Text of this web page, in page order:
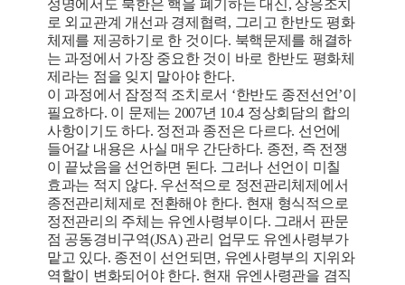
성명에서도 북한은 핵을 폐기하는 대신, 상응조치
로 외교관계 개선과 경제협력, 그리고 한반도 평화
체제를 제공하기로 한 것이다. 북핵문제를 해결하
는 과정에서 가장 중요한 것이 바로 한반도 평화체
제라는 점을 잊지 말아야 한다.
이 과정에서 잠정적 조치로서 ‘한반도 종전선언’이
필요하다. 이 문제는 2007년 10.4 정상회담의 합의
사항이기도 하다. 정전과 종전은 다르다. 선언에
들어갈 내용은 사실 매우 간단하다. 종전, 즉 전쟁
이 끝났음을 선언하면 된다. 그러나 선언이 미칠
효과는 적지 않다. 우선적으로 정전관리체제에서
종전관리체제로 전환해야 한다. 현재 형식적으로
정전관리의 주체는 유엔사령부이다. 그래서 판문
점 공동경비구역(JSA) 관리 업무도 유엔사령부가
맡고 있다. 종전이 선언되면, 유엔사령부의 지위와
역할이 변화되어야 한다. 현재 유엔사령관을 겸직